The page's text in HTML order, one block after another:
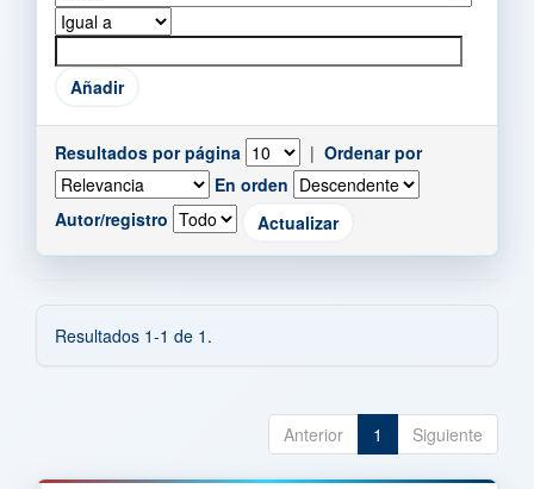
Resultados por página | Ordenar por
En orden
Autor/registro
Resultados 1-1 de 1.
Anterior 1 Siguiente